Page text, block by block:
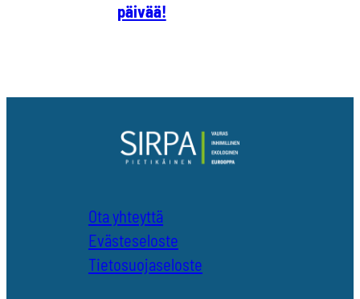
päivää!
Ota yhteyttä
Evästeseloste
Tietosuojaseloste